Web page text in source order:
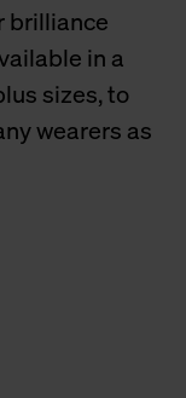
brilliance
in a
sizes, to
wearers as